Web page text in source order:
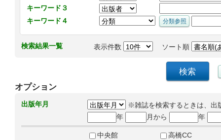
キーワード３
キーワード４
検索結果一覧 表示件数 ソート順
オプション
出版年月
※雑誌を検索するときは、出
年
月から 年
中央館
高橋CC